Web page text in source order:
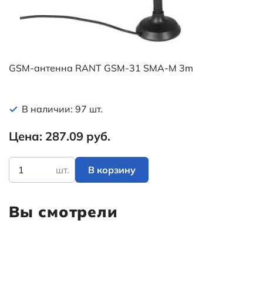
GSM-антенна RANT GSM-31 SMA-M 3m
В наличии: 97 шт.
Цена: 287.09 руб.
шт. В корзину
Вы смотрели